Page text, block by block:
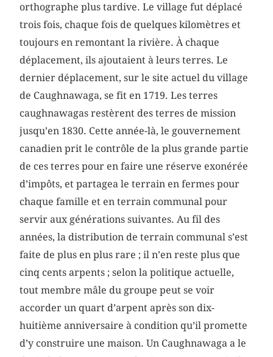
orthographe plus tardive. Le village fut déplacé
trois fois, chaque fois de quelques kilomètres et
toujours en remontant la rivière. À chaque
déplacement, ils ajoutaient à leurs terres. Le
dernier déplacement, sur le site actuel du village
de Caughnawaga, se fit en 1719. Les terres
caughnawagas restèrent des terres de mission
jusqu’en 1830. Cette année-là, le gouvernement
canadien prit le contrôle de la plus grande partie
de ces terres pour en faire une réserve exonérée
d’impôts, et partagea le terrain en fermes pour
chaque famille et en terrain communal pour
servir aux générations suivantes. Au fil des
années, la distribution de terrain communal s’est
faite de plus en plus rare ; il n’en reste plus que
cinq cents arpents ; selon la politique actuelle,
tout membre mâle du groupe peut se voir
accorder un quart d’arpent après son dix-
huitième anniversaire à condition qu’il promette
d’y construire une maison. Un Caughnawaga a le